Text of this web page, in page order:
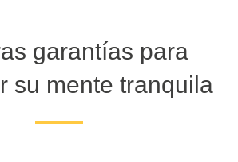
garantías para
su mente tranquila